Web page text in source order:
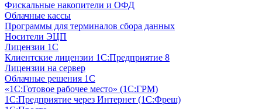
Фискальные накопители и ОФД
Облачные кассы
Программы для терминалов сбора данных
Носители ЭЦП
Лицензии 1С
Клиентские лицензии 1С:Предприятие 8
Лицензии на сервер
Облачные решения 1С
«1C:Готовое рабочее место» (1С:ГРМ)
1С:Предприятие через Интернет (1С:Фреш)